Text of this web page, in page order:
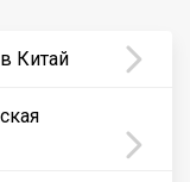
Китай